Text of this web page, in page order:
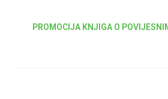
PROMOCIJA KNJIGA O